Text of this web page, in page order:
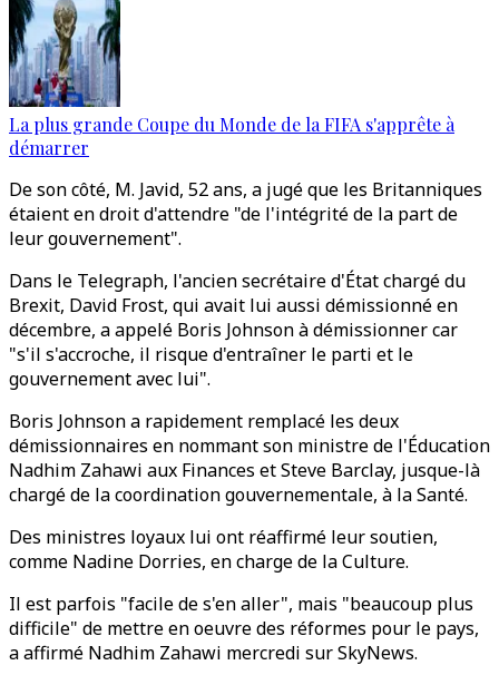
La plus grande Coupe du Monde de la FIFA s'apprête à
démarrer
De son côté, M. Javid, 52 ans, a jugé que les Britanniques
étaient en droit d'attendre "de l'intégrité de la part de
leur gouvernement".
Dans le Telegraph, l'ancien secrétaire d'État chargé du
Brexit, David Frost, qui avait lui aussi démissionné en
décembre, a appelé Boris Johnson à démissionner car
"s'il s'accroche, il risque d'entraîner le parti et le
gouvernement avec lui".
Boris Johnson a rapidement remplacé les deux
démissionnaires en nommant son ministre de l'Éducation
Nadhim Zahawi aux Finances et Steve Barclay, jusque-là
chargé de la coordination gouvernementale, à la Santé.
Des ministres loyaux lui ont réaffirmé leur soutien,
comme Nadine Dorries, en charge de la Culture.
Il est parfois "facile de s'en aller", mais "beaucoup plus
difficile" de mettre en oeuvre des réformes pour le pays,
a affirmé Nadhim Zahawi mercredi sur SkyNews.